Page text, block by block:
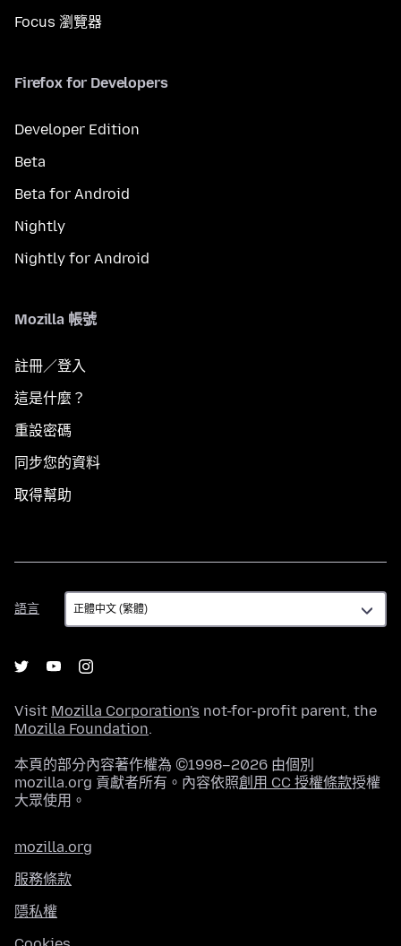
Focus 瀏覽器
Firefox for Developers
Developer Edition
Beta
Beta for Android
Nightly
Nightly for Android
Mozilla 帳號
註冊／登入
這是什麼？
重設密碼
同步您的資料
取得幫助
語言
語
言
Visit Mozilla Corporation's not-for-profit parent, the
Mozilla Foundation.
本頁的部分內容著作權為 ©1998–2026 由個別
mozilla.org 貢獻者所有。內容依照創用 CC 授權條款授權
大眾使用。
mozilla.org
服務條款
隱私權